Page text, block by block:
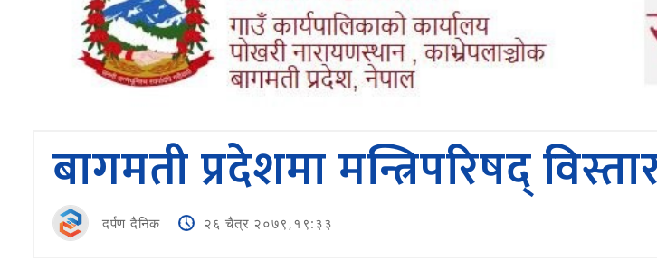
बागमती प्रदेशमा मन्त्रिपरिषद्
दर्पण दैनिक २६ चैत्र २०७९,१९:३३